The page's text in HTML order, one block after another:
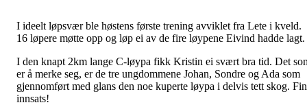
I ideelt løpsvær ble høstens første trening avviklet fra Lete i kveld.
16 løpere møtte opp og løp ei av de fire løypene Eivind hadde lagt.
I den knapt 2km lange C-løypa fikk Kristin ei svært bra tid. Det
er å merke seg, er de tre ungdommene Johan, Sondre og Ada som
gjennomført med glans den noe kuperte løypa i delvis tett skog. Fin
innsats!